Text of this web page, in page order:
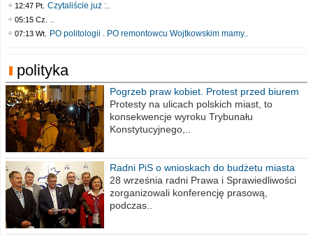
12:47 Pt. Czytaliście już :..
05:15 Cz. ..
07:13 Wt. PO politologii . PO remontowcu Wojtkowskim mamy..
polityka
Pogrzeb praw kobiet. Protest przed biurem
poselskim PiS
Protesty na ulicach polskich miast, to
konsekwencje wyroku Trybunału
Konstytucyjnego,..
Radni PiS o wnioskach do budżetu miasta
na 2021 rok
28 września radni Prawa i Sprawiedliwości
zorganizowali konferencję prasową,
podczas..